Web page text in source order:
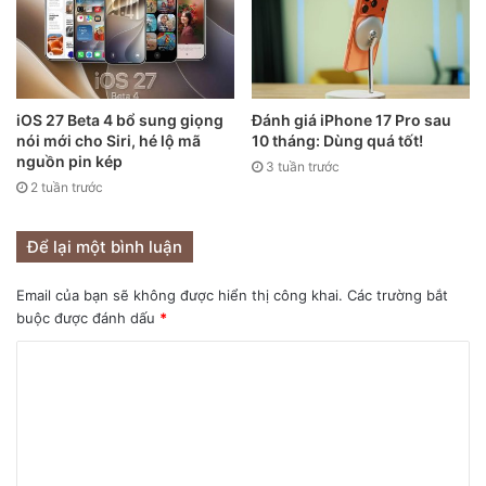
Chăm chăm nhìn vào màn hình khiến mọi người dần xa các
giao tiếp truyền thống.
luận xung quanh vấn đề này. Nhà kinh tế học Theodore
tuổi vị thành niên đã giảm trước năm 2007, cho rằng giả
thuyết về tác động của smartphone dù có vẻ hợp lý nhưng
iOS 27 Beta 4 bổ sung giọng
nói mới cho Siri, hé lộ mã
nguồn pin kép
2 tuần trước
Đánh giá iPhone 17 Pro sau
10 tháng: Dùng quá tốt!
3 tuần trước
Để lại một bình luận
Email của bạn sẽ không được hiển thị công khai. Các trường bắt
buộc được đánh dấu *